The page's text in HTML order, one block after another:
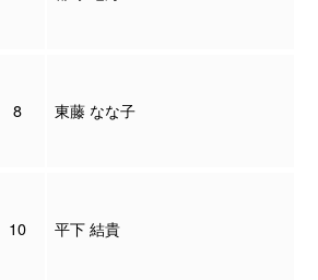
8 東藤 なな子
10 平下 結貴